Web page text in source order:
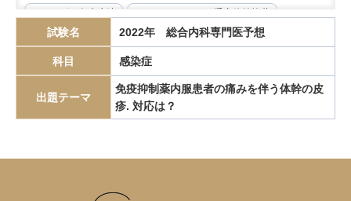
イマチニブ インスリノーマ インピーダンス試験
インフリキシマブ エクリズマブ
エリスロポエチン エルシニア腸炎
エロビキシバット
カリウムチャネル競合型胃酸抑制薬 カルチノイド
試験名 2022年 総合内科専門医予想
科目 感染症
出題テーマ
免疫抑制薬内服患者の痛みを伴う体幹の皮
疹. 対応は？